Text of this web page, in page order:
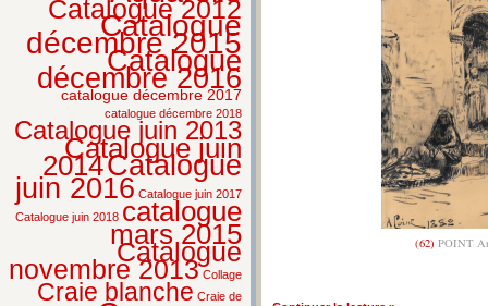
Catalogue 2012
Catalogue
décembre 2015
Catalogue
décembre 2016
catalogue décembre 2017
catalogue décembre 2018
Catalogue juin 2013
Catalogue juin
2014Catalogue
juin 2016 Catalogue juin 2017
Catalogue juin 2018 catalogue
mars 2015
Catalogue
novembre 2013 Collage
Craie blanche Craie de
(62) POINT